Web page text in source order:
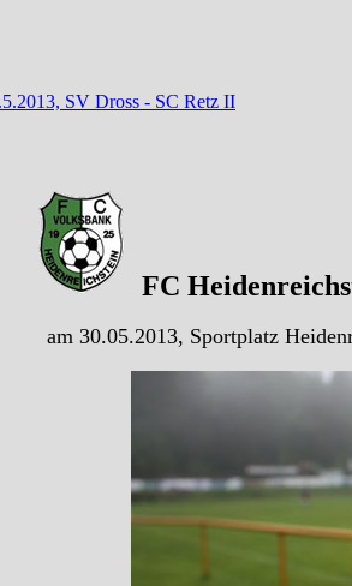
SV Dross - SC Retz II
FC
am 30.05.2013, Sportplatz